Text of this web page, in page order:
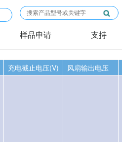
样品申请 支持
充电截止电压(V) 风扇输出电压